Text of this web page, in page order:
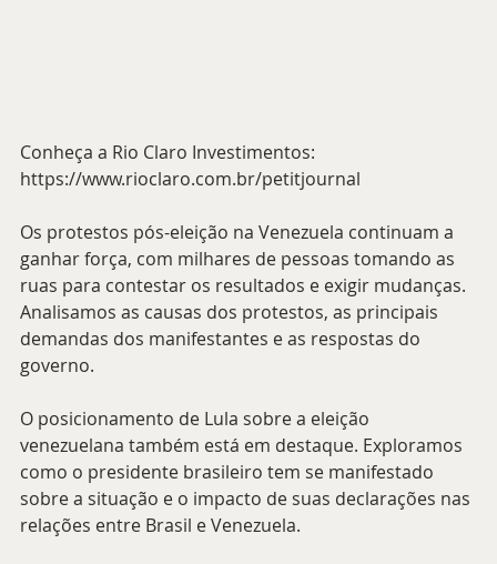
Conheça a Rio Claro Investimentos:
https://www.rioclaro.com.br/petitjournal
Os protestos pós-eleição na Venezuela continuam a
ganhar força, com milhares de pessoas tomando as
ruas para contestar os resultados e exigir mudanças.
Analisamos as causas dos protestos, as principais
demandas dos manifestantes e as respostas do
governo.
O posicionamento de Lula sobre a eleição
venezuelana também está em destaque. Exploramos
como o presidente brasileiro tem se manifestado
sobre a situação e o impacto de suas declarações nas
relações entre Brasil e Venezuela.